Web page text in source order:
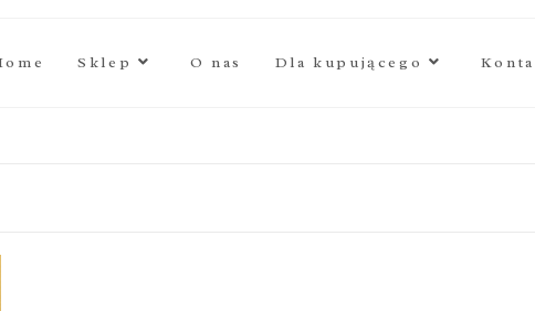
Sklep O nas Dla kupującego